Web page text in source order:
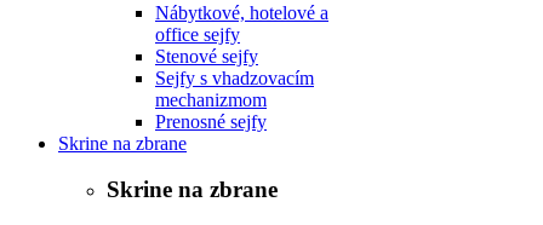
Nábytkové, hotelové a
office sejfy
Stenové sejfy
Sejfy s vhadzovacím
mechanizmom
Prenosné sejfy
Skrine na zbrane
Skrine na zbrane